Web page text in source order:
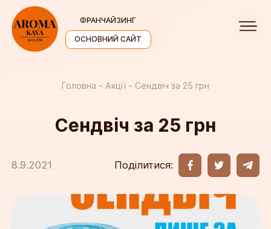
ФРАНЧАЙЗИНГ
ОСНОВНИЙ САЙТ
Головна Акції Сендвіч за 25 грн
Сендвіч за 25 грн
8.9.2021 Поділитися: